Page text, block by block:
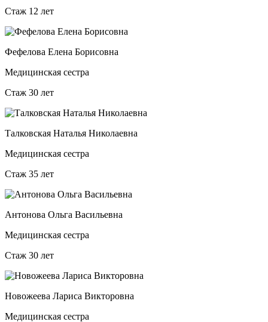
Стаж 12 лет
Фефелова Елена Борисовна
Медицинская сестра
Стаж 30 лет
Талковская Наталья Николаевна
Медицинская сестра
Стаж 35 лет
Антонова Ольга Васильевна
Медицинская сестра
Стаж 30 лет
Новожеева Лариса Викторовна
Медицинская сестра